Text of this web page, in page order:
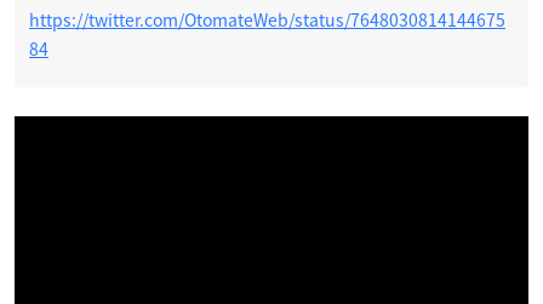
https://twitter.com/OtomateWeb/status/7648030814144675
84